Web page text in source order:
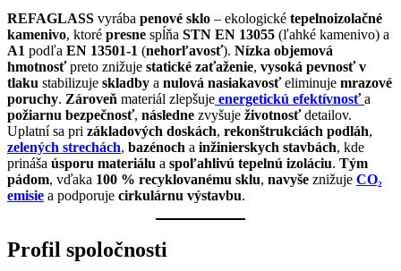
REFAGLASS vyrába penové sklo – ekologické tepelnoizolačné
kamenivo, ktoré presne spĺňa STN EN 13055 (ľahké kamenivo) a
A1 podľa EN 13501-1 (nehorľavosť). Nízka objemová
hmotnosťpreto znižuje statické zaťaženie, vysoká pevnosť v
tlaku stabilizuje skladby a nulová nasiakavosťeliminuje mrazové
poruchy. Zároveň materiál zlepšuje energetickú efektívnosť a
požiarnu bezpečnosť, následne zvyšuje životnosťdetailov.
Uplatní sa pri základových doskách, rekonštrukciách podláh,
zelených strechách, bazénoch a inžinierskych stavbách, kde
prináša úsporu materiálu a spoľahlivú tepelnú izoláciu. Tým
pádom, vďaka 100 % recyklovanému sklu, navyše znižuje CO₂
emisie a podporuje cirkulárnu výstavbu.
Profil spoločnosti